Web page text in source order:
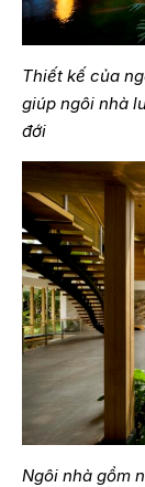
Thiết kế của
giúp ngôi nhà
đới
Ngôi nhà gồm